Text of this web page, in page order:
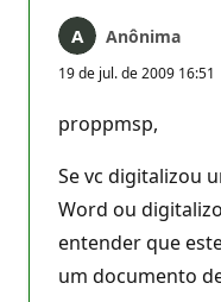
Anônima
19 de jul. de 2009 16:51
proppmsp,
Se vc digitalizou
Word ou
entender que
um documento